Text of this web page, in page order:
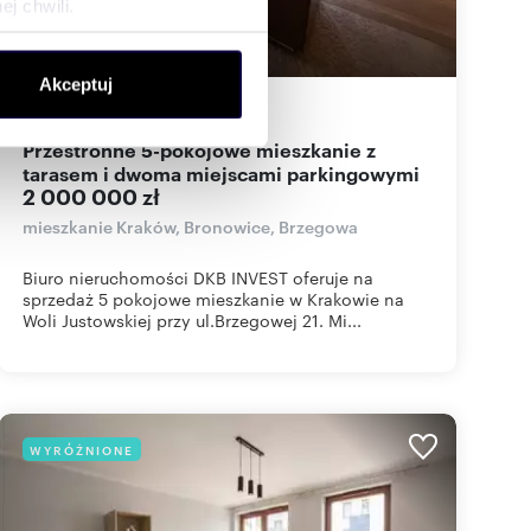
chwili.
społecznościowym,
od Ciebie lub
Akceptuj
Przestronne 5-pokojowe mieszkanie z
tarasem i dwoma miejscami parkingowymi
2 000 000 zł
mieszkanie Kraków, Bronowice, Brzegowa
Biuro nieruchomości DKB INVEST oferuje na
sprzedaż 5 pokojowe mieszkanie w Krakowie na
Woli Justowskiej przy ul.Brzegowej 21. Mi...
WYRÓŻNIONE